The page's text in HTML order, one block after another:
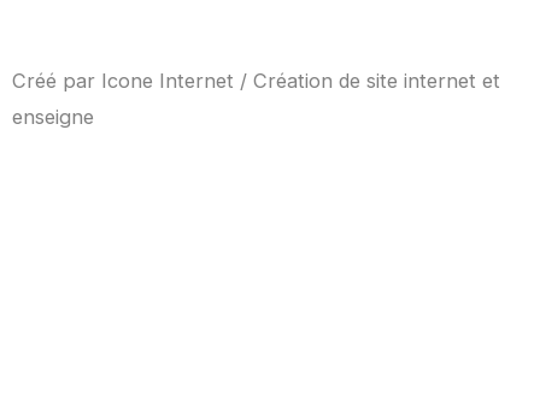
Créé par Icone Internet / Création de site internet et
enseigne